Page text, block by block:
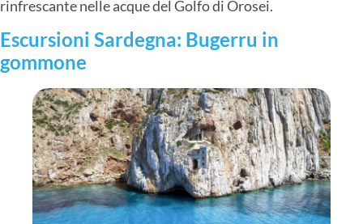
rinfrescante nelle acque del Golfo di Orosei.
Escursioni Sardegna: Bugerru in
gommone